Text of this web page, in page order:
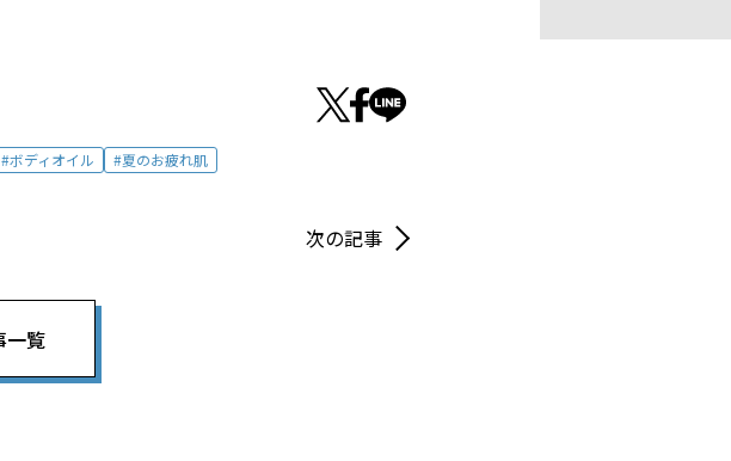
ボディオイル 夏のお疲れ肌
次の記事
一覧